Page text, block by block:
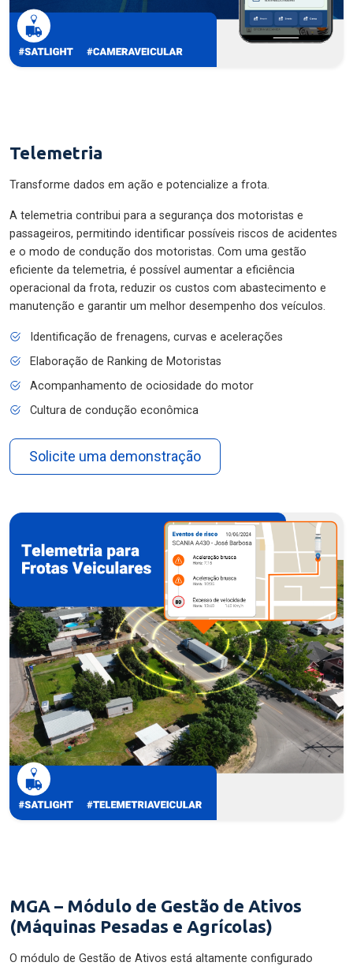
Telemetria
Transforme dados em ação e potencialize a frota.
A telemetria contribui para a segurança dos motoristas e
passageiros, permitindo identificar possíveis riscos de acidentes
e o modo de condução dos motoristas. Com uma gestão
eficiente da telemetria, é possível aumentar a eficiência
operacional da frota, reduzir os custos com abastecimento e
manutenção e garantir um melhor desempenho dos veículos.
Identificação de frenagens, curvas e acelerações
Elaboração de Ranking de Motoristas
Acompanhamento de ociosidade do motor
Cultura de condução econômica
Solicite uma demonstração
MGA – Módulo de Gestão de Ativos
(Máquinas Pesadas e Agrícolas)
O módulo de Gestão de Ativos está altamente configurado